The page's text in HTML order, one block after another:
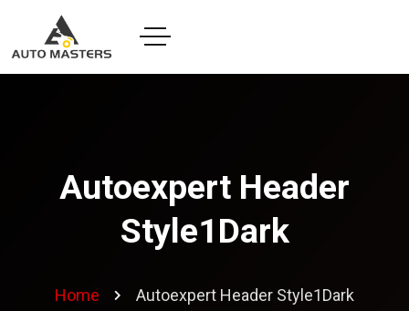
Autoexpert Header
Style1Dark
Home Autoexpert Header Style1Dark